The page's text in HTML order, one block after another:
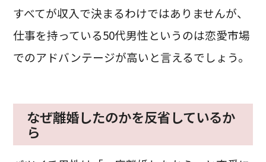
すべてが収入で決まるわけではありませんが、
仕事を持っている50代男性というのは恋愛市場
でのアドバンテージが高いと言えるでしょう。
なぜ離婚したのかを反省しているか
ら